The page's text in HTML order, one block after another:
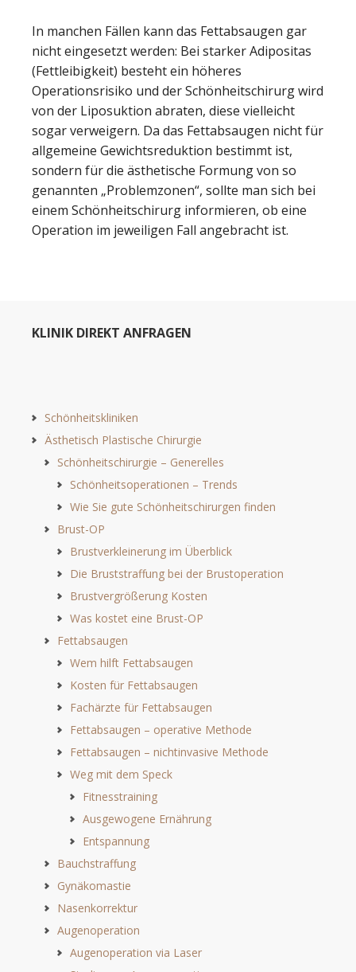
In manchen Fällen kann das Fettabsaugen gar
nicht eingesetzt werden: Bei starker Adipositas
(Fettleibigkeit) besteht ein höheres
Operationsrisiko und der Schönheitschirurg wird
von der Liposuktion abraten, diese vielleicht
sogar verweigern. Da das Fettabsaugen nicht für
allgemeine Gewichtsreduktion bestimmt ist,
sondern für die ästhetische Formung von so
genannten „Problemzonen“, sollte man sich bei
einem Schönheitschirurg informieren, ob eine
Operation im jeweiligen Fall angebracht ist.
KLINIK DIREKT ANFRAGEN
Schönheitskliniken
Ästhetisch Plastische Chirurgie
Schönheitschirurgie – Generelles
Schönheitsoperationen – Trends
Wie Sie gute Schönheitschirurgen finden
Brust-OP
Brustverkleinerung im Überblick
Die Bruststraffung bei der Brustoperation
Brustvergrößerung Kosten
Was kostet eine Brust-OP
Fettabsaugen
Wem hilft Fettabsaugen
Kosten für Fettabsaugen
Fachärzte für Fettabsaugen
Fettabsaugen – operative Methode
Fettabsaugen – nichtinvasive Methode
Weg mit dem Speck
Fitnesstraining
Ausgewogene Ernährung
Entspannung
Bauchstraffung
Gynäkomastie
Nasenkorrektur
Augenoperation
Augenoperation via Laser